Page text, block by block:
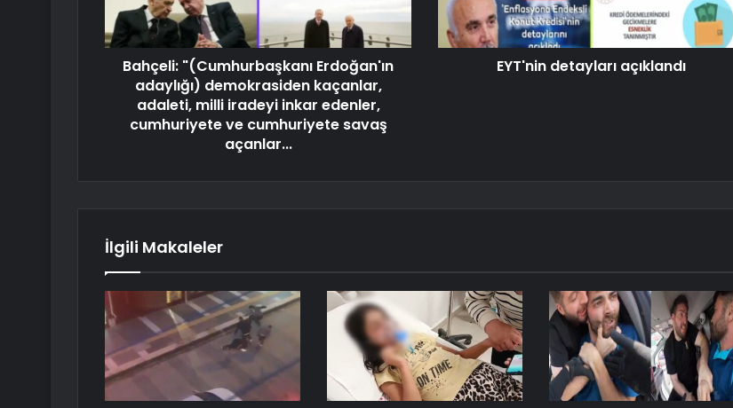
Bahçeli: "(Cumhurbaşkanı Erdoğan'ın
adaylığı) demokrasiden kaçanlar,
adaleti, milli iradeyi inkar edenler,
cumhuriyete ve cumhuriyete savaş
açanlar...
EYT'nin detayları açıklandı
İlgili Makaleler